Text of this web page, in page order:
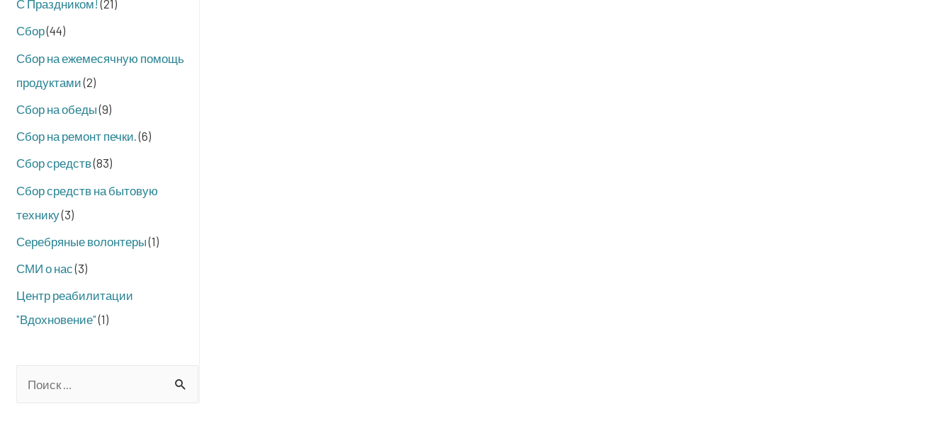
С Праздником! (21)
Сбор(44)
Сбор на ежемесячную помощь
продуктами(2)
Сбор на обеды(9)
Сбор на ремонт печки.(6)
Сбор средств(83)
Сбор средств на бытовую
технику(3)
Серебряные волонтеры(1)
СМИ о нас(3)
Центр реабилитации
"Вдохновение"(1)